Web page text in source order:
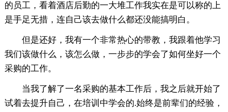
的员工，看着酒店后勤的一大堆工作我实在是可以称的上
是手足无措，连自己该去做什么都还没能搞明白。
但是还好，我有一个非常热心的带教，我跟着他学习
我们该做什么，该怎么做，一步步的学会了如何坐好一个
采购的工作。
当我了解了一名采购的基本工作后，我之后就开始了
试着去提升自己，在培训中学会的.始终是前辈们的经验，